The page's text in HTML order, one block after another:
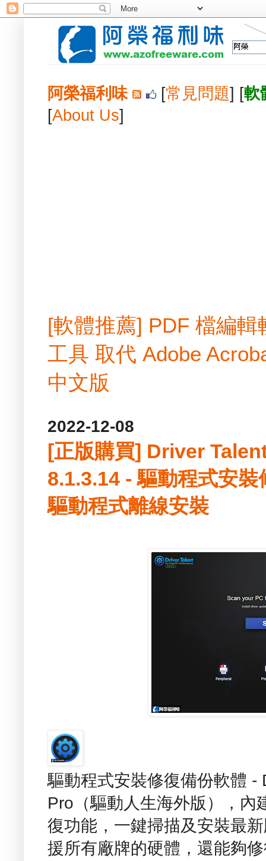
阿榮福利味 [常見問題] [軟
[About Us]
[軟體推薦] PDF 檔編
工具 取代 Adobe
中文版
2022-12-08
[正版購買] Driver
8.1.3.14 - 驅動程式安
驅動程式離線安裝
驅動程式安裝修復備份軟體 -
Pro（驅動人生海外版），內
復功能，一鍵掃描及安裝最
援所有廠牌的硬體，還能夠